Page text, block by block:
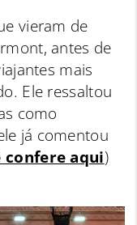
vieram de
antes de
mais
Ele ressaltou
como
já comentou
confere aqui)